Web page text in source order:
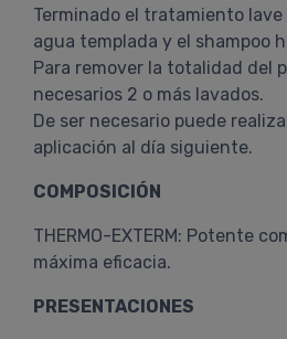
Terminado el tratamiento lave
agua templada y el shampoo
Para remover la totalidad del
necesarios 2 o más lavados.
De ser necesario puede
aplicación al día siguiente.
COMPOSICIÓN
THERMO-EXTERM: Potente
máxima eficacia.
PRESENTACIONES